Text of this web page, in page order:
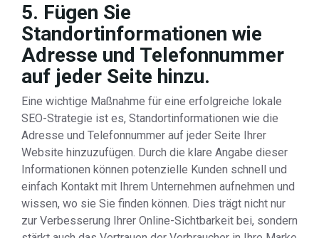
5. Fügen Sie
Standortinformationen wie
Adresse und Telefonnummer
auf jeder Seite hinzu.
Eine wichtige Maßnahme für eine erfolgreiche lokale
SEO-Strategie ist es, Standortinformationen wie die
Adresse und Telefonnummer auf jeder Seite Ihrer
Website hinzuzufügen. Durch die klare Angabe dieser
Informationen können potenzielle Kunden schnell und
einfach Kontakt mit Ihrem Unternehmen aufnehmen und
wissen, wo sie Sie finden können. Dies trägt nicht nur
zur Verbesserung Ihrer Online-Sichtbarkeit bei, sondern